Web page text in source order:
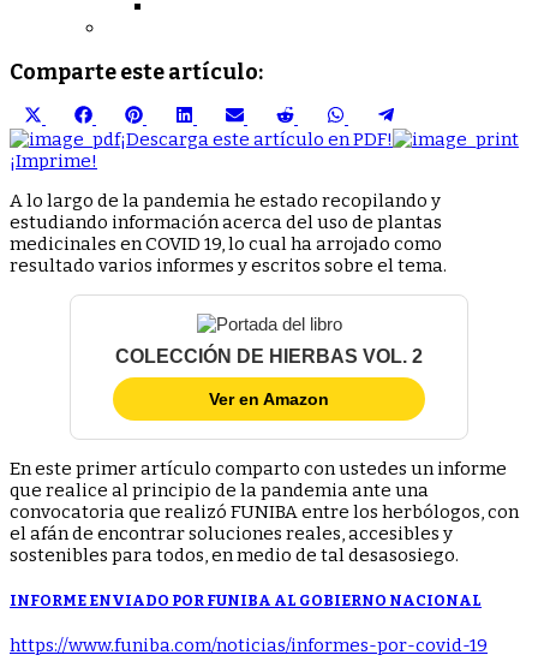
Comparte este artículo:
Compartir
en
X
Compartir
en
Compartir
en
Compartir
en
Compartir
en
Compartir
en
Compartir
en
en
¡Descarga este artículo en PDF!
¡Imprime!
A lo largo de la pandemia he estado recopilando y
estudiando información acerca del uso de plantas
medicinales en COVID 19, lo cual ha arrojado como
resultado varios informes y escritos sobre el tema.
COLECCIÓN DE HIERBAS VOL. 2
Ver en Amazon
En este primer artículo comparto con ustedes un informe
que realice al principio de la pandemia ante una
convocatoria que realizó FUNIBA entre los herbólogos, con
el afán de encontrar soluciones reales, accesibles y
sostenibles para todos, en medio de tal desasosiego.
INFORME ENVIADO POR FUNIBA AL GOBIERNO NACIONAL
https://www.funiba.com/noticias/informes-por-covid-19